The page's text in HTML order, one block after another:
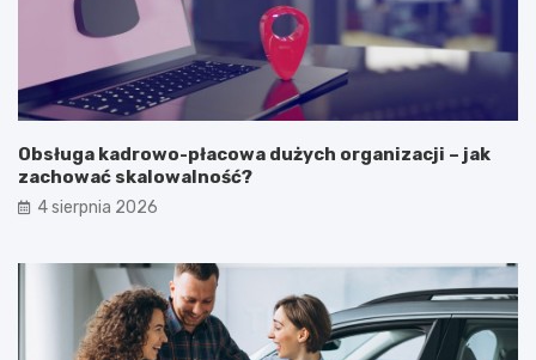
Obsługa kadrowo-płacowa dużych organizacji – jak
zachować skalowalność?
4 sierpnia 2026